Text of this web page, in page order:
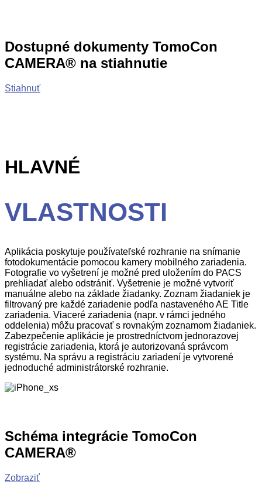
Dostupné dokumenty TomoCon
CAMERA® na stiahnutie
Stiahnuť
HLAVNÉ
VLASTNOSTI
Aplikácia poskytuje používateľské rozhranie na snímanie
fotodokumentácie pomocou kamery mobilného zariadenia.
Fotografie vo vyšetrení je možné pred uložením do PACS
prehliadať alebo odstrániť. Vyšetrenie je možné vytvoriť
manuálne alebo na základe žiadanky. Zoznam žiadaniek je
filtrovaný pre každé zariadenie podľa nastaveného AE Title
zariadenia. Viaceré zariadenia (napr. v rámci jedného
oddelenia) môžu pracovať s rovnakým zoznamom žiadaniek.
Zabezpečenie aplikácie je prostredníctvom jednorazovej
registrácie zariadenia, ktorá je autorizovaná správcom
systému. Na správu a registráciu zariadení je vytvorené
jednoduché administrátorské rozhranie.
Schéma integrácie TomoCon
CAMERA®
Zobraziť